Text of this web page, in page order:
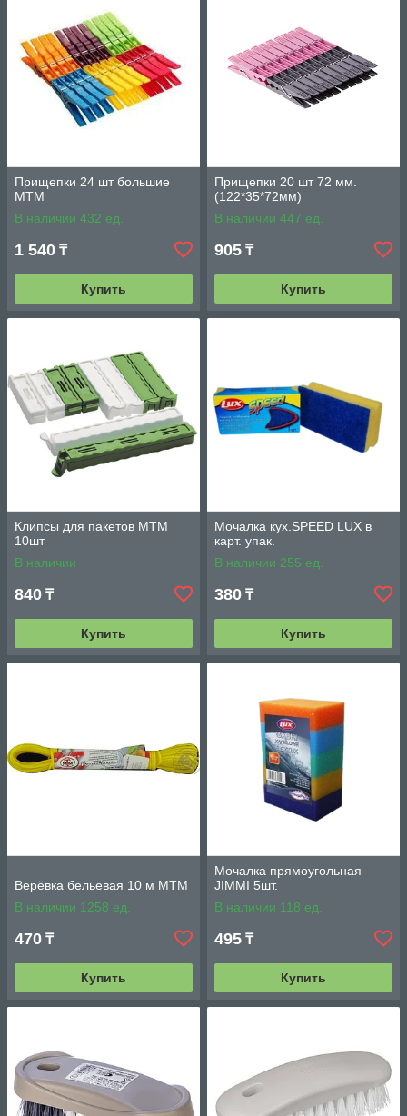
Прищепки 24 шт большие
МТМ
В наличии 432 ед.
1 540 ₸
Купить
Прищепки 20 шт 72 мм.
(122*35*72мм)
В наличии 447 ед.
905 ₸
Купить
Клипсы для пакетов MTM
10шт
В наличии
840 ₸
Купить
Мочалка кух.SPEED LUX в
карт. упак.
В наличии 255 ед.
380 ₸
Купить
Верёвка бельевая 10 м MTM
В наличии 1258 ед.
470 ₸
Купить
Мочалка прямоугольная
JIMMI 5шт.
В наличии 118 ед.
495 ₸
Купить